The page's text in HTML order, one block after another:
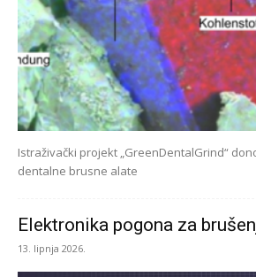
Istraživački projekt „GreenDentalGrind“
dentalne brusne alate
Elektronika pogona za
13. lipnja 2026.